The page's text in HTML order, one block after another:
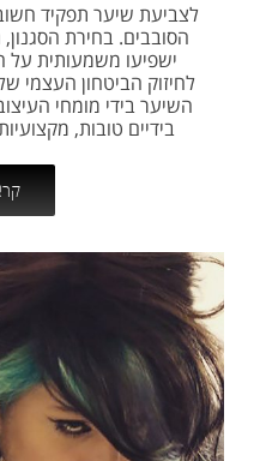
לצביעת שיער תפקיד
הסובבים. בחירת
ישפיעו משמעותית על
לחיזוק הביטחון העצמי
השיער בידי מומחי
בידיים טובות,